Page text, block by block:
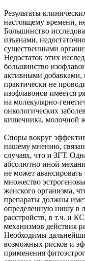
Результаты
настоящему времени,
Большинство
изъянами,
существенными
Недостаток этих
большинство
активными добавками,
практически не
изофлавонов имеется
на молекулярно-
онкологических
кишечника, молочной
Споры вокруг
нашему мнению,
случаях, что и ЗГТ.
абсолютно иной
не может
множество
женского организма,
препараты должны
определенную нишу в
расстройств, в т.ч. и
механизмов действия
Необходимы
возможных рисков и
применения